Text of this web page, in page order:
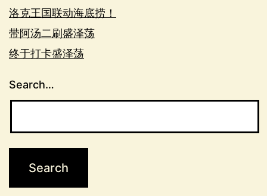
洛克王国联动海底捞！
带阿汤二刷盛泽荡
终于打卡盛泽荡
Search…